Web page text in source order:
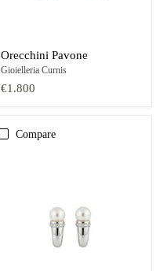
Orecchini Pavone
Gioielleria Curnis
€1.800
Compare